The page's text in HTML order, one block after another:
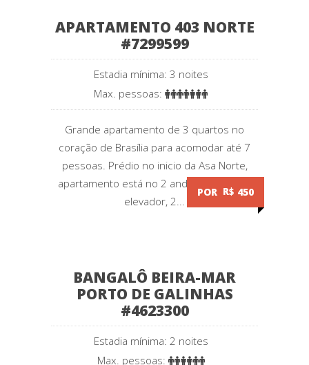
APARTAMENTO 403 NORTE
#7299599
Estadia mínima: 3 noites
Max. pessoas:
Grande apartamento de 3 quartos no
coração de Brasília para acomodar até 7
pessoas. Prédio no inicio da Asa Norte,
apartamento está no 2 andar não temos
elevador, 2...
POR R$ 450
BANGALÔ BEIRA-MAR
PORTO DE GALINHAS
#4623300
Estadia mínima: 2 noites
Max. pessoas: